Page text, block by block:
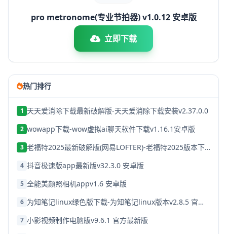
pro metronome(专业节拍器) v1.0.12 安卓版
立即下载
热门排行
1 天天爱消除下载最新破解版-天天爱消除下载安装v2.37.0.0
2 wowapp下载-wow虚拟ai聊天软件下载v1.16.1安卓版
3 老福特2025最新破解版(网易LOFTER)-老福特2025版本下载v8.1.22
4 抖音极速版app最新版v32.3.0 安卓版
5 全能美颜照相机appv1.6 安卓版
6 为知笔记linux绿色版下载-为知笔记linux版本v2.8.5 官方破解版
7 小影视频制作电脑版v9.6.1 官方最新版